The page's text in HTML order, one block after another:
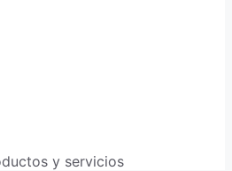
y servicios